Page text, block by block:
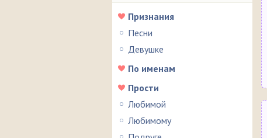
Признания
Песни
Девушке
По именам
Прости
Любимой
Любимому